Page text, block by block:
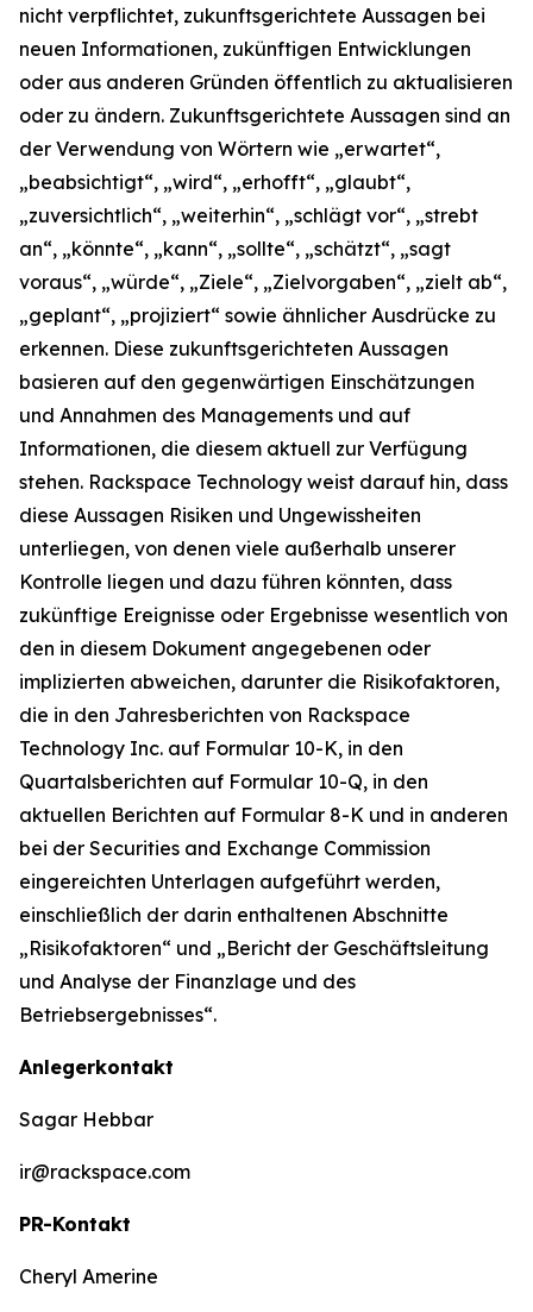
nicht verpflichtet, zukunftsgerichtete Aussagen bei
neuen Informationen, zukünftigen Entwicklungen
oder aus anderen Gründen öffentlich zu aktualisieren
oder zu ändern. Zukunftsgerichtete Aussagen sind an
der Verwendung von Wörtern wie „erwartet“,
„beabsichtigt“, „wird“, „erhofft“, „glaubt“,
„zuversichtlich“, „weiterhin“, „schlägt vor“, „strebt
an“, „könnte“, „kann“, „sollte“, „schätzt“, „sagt
voraus“, „würde“, „Ziele“, „Zielvorgaben“, „zielt ab“,
„geplant“, „projiziert“ sowie ähnlicher Ausdrücke zu
erkennen. Diese zukunftsgerichteten Aussagen
basieren auf den gegenwärtigen Einschätzungen
und Annahmen des Managements und auf
Informationen, die diesem aktuell zur Verfügung
stehen. Rackspace Technology weist darauf hin, dass
diese Aussagen Risiken und Ungewissheiten
unterliegen, von denen viele außerhalb unserer
Kontrolle liegen und dazu führen könnten, dass
zukünftige Ereignisse oder Ergebnisse wesentlich von
den in diesem Dokument angegebenen oder
implizierten abweichen, darunter die Risikofaktoren,
die in den Jahresberichten von Rackspace
Technology Inc. auf Formular 10-K, in den
Quartalsberichten auf Formular 10-Q, in den
aktuellen Berichten auf Formular 8-K und in anderen
bei der Securities and Exchange Commission
eingereichten Unterlagen aufgeführt werden,
einschließlich der darin enthaltenen Abschnitte
„Risikofaktoren“ und „Bericht der Geschäftsleitung
und Analyse der Finanzlage und des
Betriebsergebnisses“.
Anlegerkontakt
Sagar Hebbar
ir@rackspace.com
PR-Kontakt
Cheryl Amerine